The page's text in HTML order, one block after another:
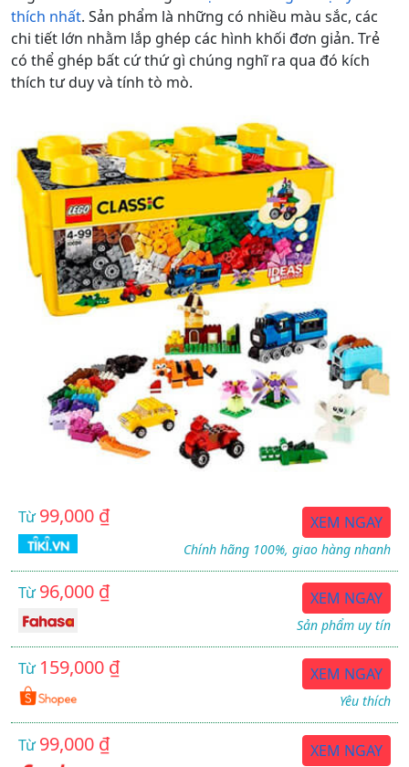
thích nhất. Sản phẩm là những có nhiều màu sắc, các
chi tiết lớn nhằm lắp ghép các hình khối đơn giản. Trẻ
có thể ghép bất cứ thứ gì chúng nghĩ ra qua đó kích
thích tư duy và tính tò mò.
Từ99,000 ₫ XEM NGAY
Chính hãng 100%, giao hàng nhanh
Từ96,000 ₫ XEM NGAY
Sản phẩm uy tín
Từ 159,000 ₫ XEM NGAY
Yêu thích
Từ99,000 ₫ XEM NGAY